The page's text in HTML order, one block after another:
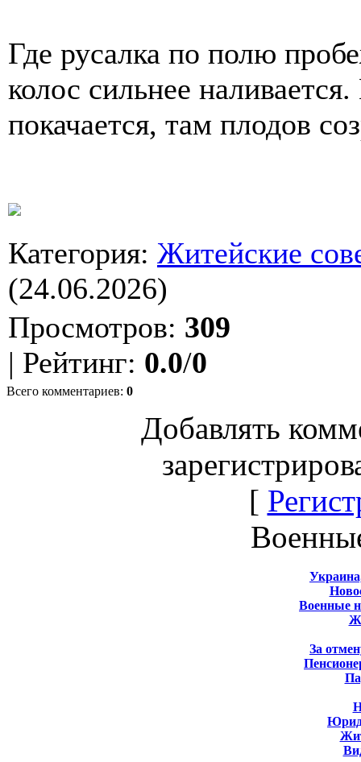
Где русалка по полю
колос сильнее
покачается, там плодов
Категория: Житейские
(24.06.2026)
Просмотров: 309
| Рейтинг: 0.0/0
Всего комментариев: 0
Добавлять
[
Военные
За